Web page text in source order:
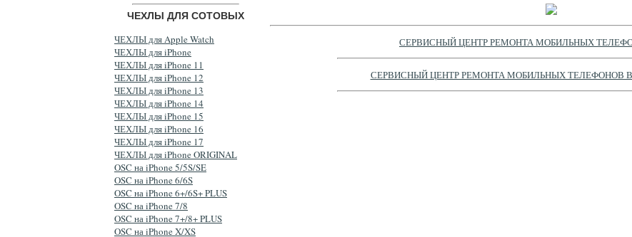
ЧЕХЛЫ ДЛЯ СОТОВЫХ
ЧЕХЛЫ для Apple Watch
ЧЕХЛЫ для iPhone
ЧЕХЛЫ для iPhone 11
ЧЕХЛЫ для iPhone 12
ЧЕХЛЫ для iPhone 13
ЧЕХЛЫ для iPhone 14
ЧЕХЛЫ для iPhone 15
ЧЕХЛЫ для iPhone 16
ЧЕХЛЫ для iPhone 17
ЧЕХЛЫ для iPhone ORIGINAL
OSC на iPhone 5/5S/SE
OSC на iPhone 6/6S
OSC на iPhone 6+/6S+ PLUS
OSC на iPhone 7/8
OSC на iPhone 7+/8+ PLUS
OSC на iPhone X/XS
СЕРВИСНЫЙ ЦЕНТР РЕМОНТА МОБИЛЬНЫХ
СЕРВИСНЫЙ ЦЕНТР РЕМОНТА МОБИЛЬНЫХ ТЕЛЕФОНОВ